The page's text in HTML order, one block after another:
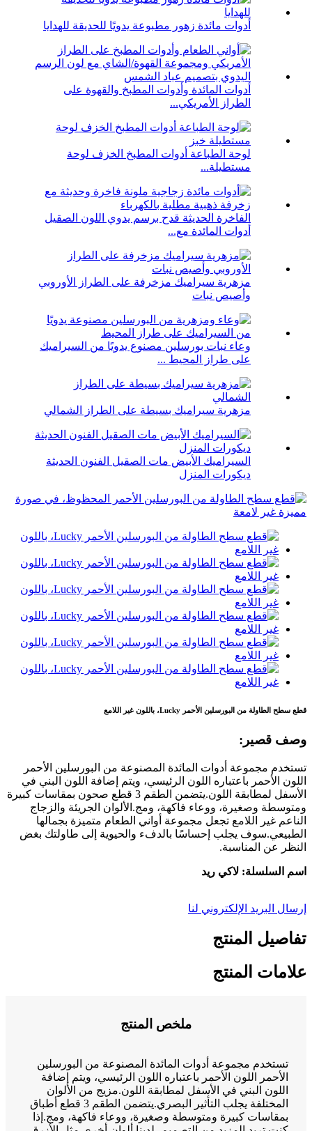
أدوات مائدة زهور مطبوعة يدويًا للحديقة للهدايا
أدوات المائدة وأدوات المطبخ والقهوة على
الطراز الأمريكي...
لوحة الطباعة أدوات المطبخ الخزف لوحة
مستطيلة...
الفاخرة الحديثة قدح برسم يدوي اللون الصقيل
أدوات المائدة مع...
مزهرية سيراميك مزخرفة على الطراز الأوروبي
وأصيص نبات
وعاء نبات بورسلين مصنوع يدويًا من السيراميك
على طراز المحيط ...
مزهرية سيراميك بسيطة على الطراز الشمالي
السيراميك الأبيض مات الصقيل الفنون الحديثة
ديكورات المنزل
قطع سطح الطاولة من البورسلين الأحمر Lucky، باللون غير اللامع
وصف قصير:
تستخدم مجموعة أدوات المائدة المصنوعة من البورسلين الأحمر
اللون الأحمر باعتباره اللون الرئيسي، ويتم إضافة اللون البني في
الأسفل لمطابقة اللون.يتضمن الطقم 3 قطع صحون بمقاسات كبيرة
ومتوسطة وصغيرة، ووعاء فاكهة، ومج.الألوان الجريئة والزجاج
الناعم غير اللامع تجعل مجموعة أواني الطعام متميزة بجمالها
الطبيعي.سوف يجلب إحساسًا بالدفء والحيوية إلى طاولتك بغض
النظر عن المناسبة.
اسم السلسلة: لاكي ريد
إرسال البريد الإلكتروني لنا
تفاصيل المنتج
علامات المنتج
ملخص المنتج
تستخدم مجموعة أدوات المائدة المصنوعة من البورسلين
الأحمر اللون الأحمر باعتباره اللون الرئيسي، ويتم إضافة
اللون البني في الأسفل لمطابقة اللون.مزيج من الألوان
المختلفة يجلب التأثير البصري.يتضمن الطقم 3 قطع أطباق
بمقاسات كبيرة ومتوسطة وصغيرة، ووعاء فاكهة، ومج.إذا